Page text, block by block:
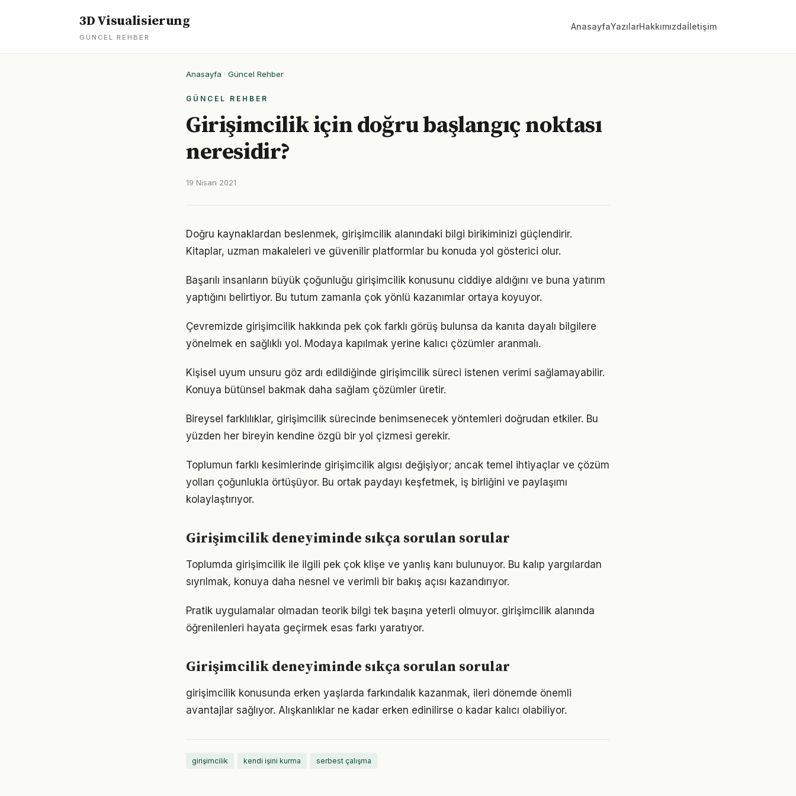
3D Visualisierung
GÜNCEL REHBER
AnasayfaYazılarHakkımızdaİletişim
Anasayfa · Güncel Rehber
GÜNCEL REHBER
Girişimcilik için doğru başlangıç noktası
neresidir?
19 Nisan 2021
Doğru kaynaklardan beslenmek, girişimcilik alanındaki bilgi birikiminizi güçlendirir.
Kitaplar, uzman makaleleri ve güvenilir platformlar bu konuda yol gösterici olur.
Başarılı insanların büyük çoğunluğu girişimcilik konusunu ciddiye aldığını ve buna yatırım
yaptığını belirtiyor. Bu tutum zamanla çok yönlü kazanımlar ortaya koyuyor.
Çevremizde girişimcilik hakkında pek çok farklı görüş bulunsa da kanıta dayalı bilgilere
yönelmek en sağlıklı yol. Modaya kapılmak yerine kalıcı çözümler aranmalı.
Kişisel uyum unsuru göz ardı edildiğinde girişimcilik süreci istenen verimi sağlamayabilir.
Konuya bütünsel bakmak daha sağlam çözümler üretir.
Bireysel farklılıklar, girişimcilik sürecinde benimsenecek yöntemleri doğrudan etkiler. Bu
yüzden her bireyin kendine özgü bir yol çizmesi gerekir.
Toplumun farklı kesimlerinde girişimcilik algısı değişiyor; ancak temel ihtiyaçlar ve çözüm
yolları çoğunlukla örtüşüyor. Bu ortak paydayı keşfetmek, iş birliğini ve paylaşımı
kolaylaştırıyor.
Girişimcilik deneyiminde sıkça sorulan sorular
Toplumda girişimcilik ile ilgili pek çok klişe ve yanlış kanı bulunuyor. Bu kalıp yargılardan
sıyrılmak, konuya daha nesnel ve verimli bir bakış açısı kazandırıyor.
Pratik uygulamalar olmadan teorik bilgi tek başına yeterli olmuyor. girişimcilik alanında
öğrenilenleri hayata geçirmek esas farkı yaratıyor.
Girişimcilik deneyiminde sıkça sorulan sorular
girişimcilik konusunda erken yaşlarda farkındalık kazanmak, ileri dönemde önemli
avantajlar sağlıyor. Alışkanlıklar ne kadar erken edinilirse o kadar kalıcı olabiliyor.
girişimcilik kendi işini kurma serbest çalışma